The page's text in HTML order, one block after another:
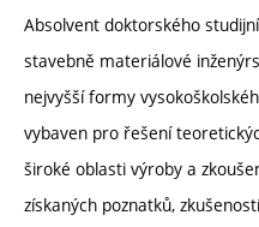
Absolvent doktorského
stavebně materiálové
nejvyšší formy
vybaven pro řešení
široké oblasti výroby a
získaných poznatků,